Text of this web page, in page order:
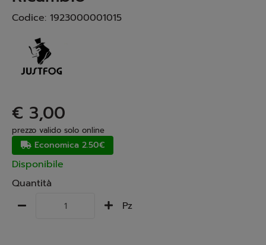
Codice: 1923000001015
€ 3,00
prezzo valido solo online
Economica 2.50€
Disponibile
Quantità
Pz